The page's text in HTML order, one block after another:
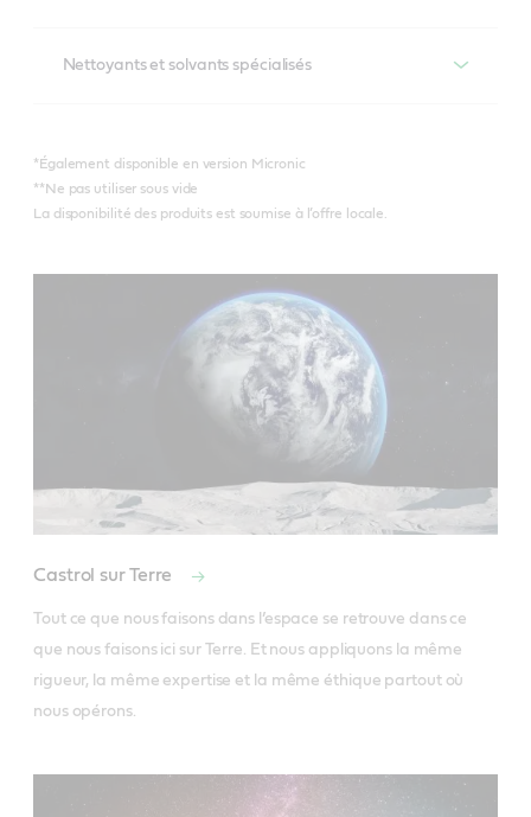
Braycote 602 EF
Braycote Micronic 1613
Nettoyants et solvants spécialisés
Brayco IC X-100
*Également disponible en version Micronic
**Ne pas utiliser sous vide
La disponibilité des produits est soumise à l’offre locale.
Castrol sur Terre
Tout ce que nous faisons dans l’espace se retrouve dans ce
que nous faisons ici sur Terre. Et nous appliquons la même
rigueur, la même expertise et la même éthique partout où
nous opérons.